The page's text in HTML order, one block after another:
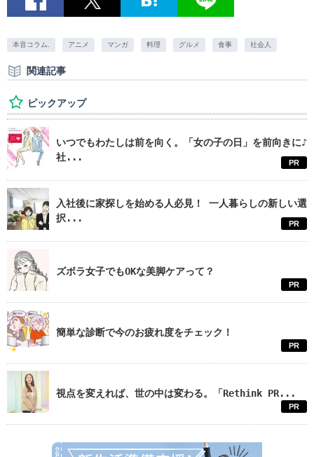
本音コラム. アニメ マンガ 料理 グルメ 食事 社会人
関連記事
ピックアップ
いつでもわたしは前を向く。「女の子の日」を前向きに♪
社...
PR
入社後に家探しを始める人必見！ 一人暮らしの新しい選
択...
PR
ズボラ女子でもOKな美脚ケアって？
PR
簡単な診断で今のお疲れ度をチェック！
PR
視点を変えれば、世の中は変わる。「Rethink PR...
PR